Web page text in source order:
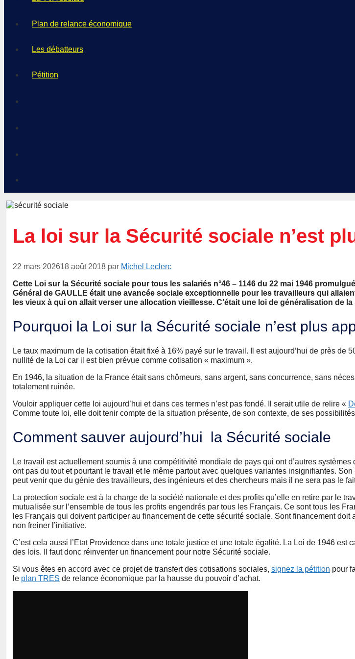
Plan de relance économique
Les débatteurs
Pétition
La loi sur la Sécurité sociale n’est
22 mars 202618 août 2018 par Michel Leclerc
Cette Loi sur la Sécurité sociale pour tous les salariés n°46 – 1146 du 22 mai 1946
Général de GAULLE était une avancée sociale exceptionnelle pour les travailleurs qui
les vieux à qui on allait verser une allocation vieillesse. C’était une loi de généralisation de
Pourquoi la Loi sur la Sécurité sociale n’est plus
Le taux maximum de la cotisation était fixé à 16% payé sur le travail. Il est aujourd’hui de près de
nullité de la Loi car il est bien prévue comme cotisation « maximum ».
En 1946, la situation de la France était sans chômeurs, sans argent, sans concurrence, sans
totalement ruinée.
Vouloir appliquer cette loi aujourd’hui et dans ces termes n’est pas fondé. Il serait utile de relire «
Comme toute loi, elle doit tenir compte de la situation présente, de son contexte, de ses
Comment sauver aujourd’hui la Sécurité sociale
Le travail est actuellement soumis à une compétitivité mondiale de pays qui ont d’autres systèmes
ont pas du tout et pourtant le travail et le même partout avec quelques variantes insignifiantes.
peut venir que du génie des travailleurs, des ingénieurs et des chercheurs mais il ne sera pas le
La protection sociale est à la charge de la société nationale et des profits qu’elle en retire par le
mutualisée sur l’ensemble de tous les profits engendrés par tous les Français. Ce sont tous les
les Français qui doivent participer au financement de cette sécurité sociale. Sont financement doit
non freiner l’initiative.
C’est cela aussi l’Etat Providence dans une totale justice et une totale égalité. La Loi de 1946 est
des lois. Il faut donc réinventer un financement pour notre Sécurité sociale.
Si vous êtes en accord avec ce projet de transfert des cotisations sociales, signez la pétition pour
le plan TRES de relance économique par la hausse du pouvoir d’achat.